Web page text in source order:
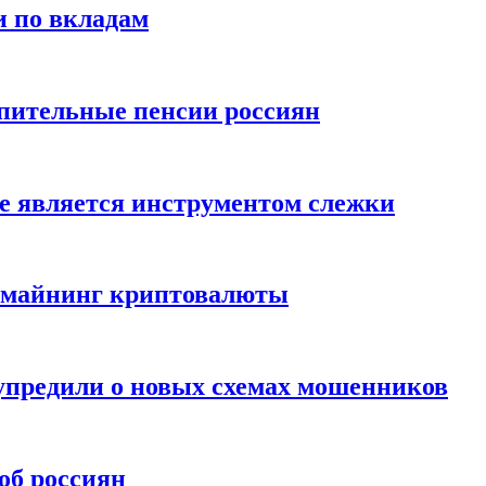
по вкладам
пенсии россиян
инструментом слежки
криптовалюты
о новых схемах мошенников
россиян